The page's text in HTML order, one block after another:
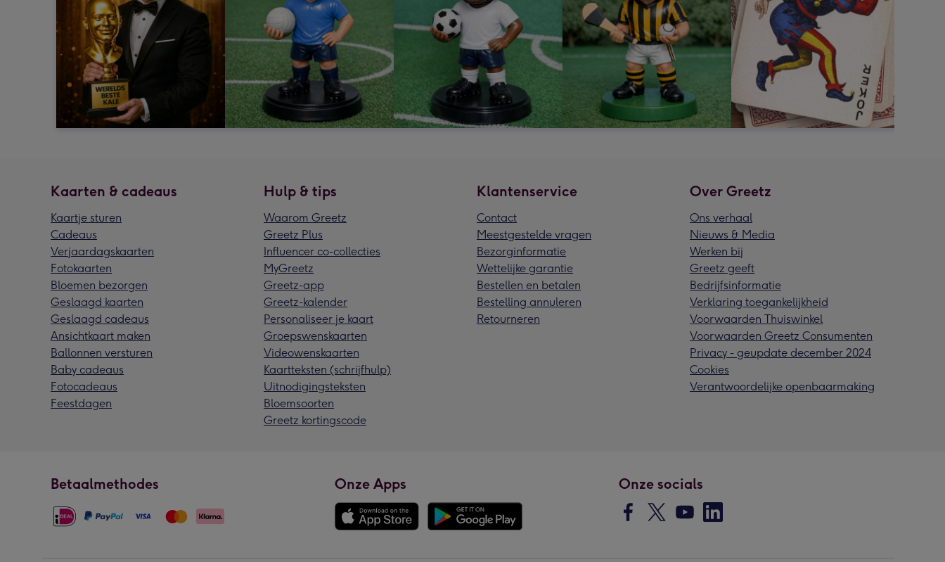
Kaarten & cadeaus
Kaartje sturen
Cadeaus
Verjaardagskaarten
Fotokaarten
Bloemen bezorgen
Geslaagd kaarten
Geslaagd cadeaus
Ansichtkaart maken
Ballonnen versturen
Baby cadeaus
Fotocadeaus
Feestdagen
Hulp & tips
Waarom Greetz
Greetz Plus
Influencer co-collecties
MyGreetz
Greetz-app
Greetz-kalender
Personaliseer je kaart
Groepswenskaarten
Videowenskaarten
Kaartteksten (schrijfhulp)
Uitnodigingsteksten
Bloemsoorten
Greetz kortingscode
Klantenservice
Contact
Meestgestelde vragen
Bezorginformatie
Wettelijke garantie
Bestellen en betalen
Bestelling annuleren
Retourneren
Over Greetz
Ons verhaal
Nieuws & Media
Werken bij
Greetz geeft
Bedrijfsinformatie
Verklaring toegankelijkheid
Voorwaarden Thuiswinkel
Voorwaarden Greetz Consumenten
Privacy - geupdate december 2024
Cookies
Verantwoordelijke openbaarmaking
Betaalmethodes Onze Apps Onze socials